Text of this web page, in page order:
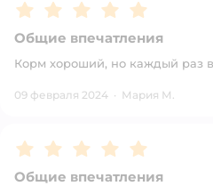
Рейтинг:5
Общие впечатления
Корм хороший, но каждый раз
09 февраля 2024 · Мария М.
Рейтинг:5
Общие впечатления